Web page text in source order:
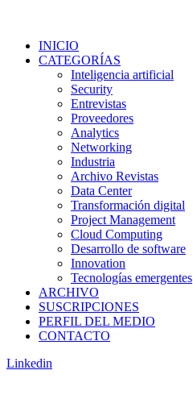
INICIO
CATEGORÍAS
Inteligencia artificial
Security
Entrevistas
Proveedores
Analytics
Networking
Industria
Archivo Revistas
Data Center
Transformación digital
Project Management
Cloud Computing
Desarrollo de software
Innovation
Tecnologías emergentes
ARCHIVO
SUSCRIPCIONES
PERFIL DEL MEDIO
CONTACTO
Linkedin